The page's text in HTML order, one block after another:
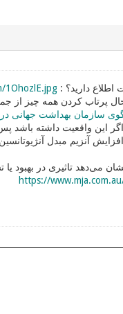
دارید؟ : 1OhozlE.jpg
پرتاب کردن همه چیز از
سازمان بهداشت جهانی در
آنژیوتانسین ۲ باشد! اگر این
آنزیم مبدل آنژیوتانسین ۲ می‌شوند!
نشان می‌دهد تاثیری در بهبود یا
https://